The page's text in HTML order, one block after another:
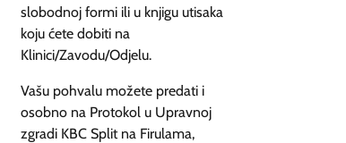
slobodnoj formi ili u knjigu utisaka
koju ćete dobiti na
Klinici/Zavodu/Odjelu.
Vašu pohvalu možete predati i
osobno na Protokol u Upravnoj
zgradi KBC Split na Firulama,